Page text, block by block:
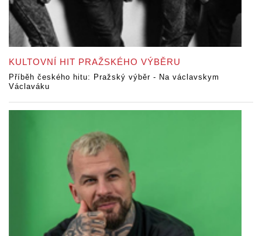
KULTOVNÍ HIT PRAŽSKÉHO VÝBĚRU
Příběh českého hitu: Pražský výběr - Na václavskym
Václaváku